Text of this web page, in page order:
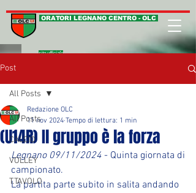
ORATORI LEGNANO CENTRO - OLC
sito ufficiale
Post
All Posts
CALCIO
VOLLEY
T.TAVOLO
All Posts
(U14R) Il gruppo è la forza
Redazione OLC
11 nov 2024 Tempo di lettura: 1 min
Legnano 09/11/2024 - Quinta giornata di
campionato.
La partita parte subito in salita andando